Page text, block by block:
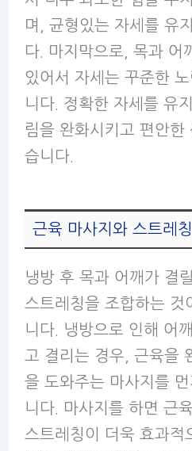
며, 균형있는 자세를 유
다. 마지막으로, 목과 어
있어서 자세는 꾸준한
니다. 정확한 자세를 유
림을 완화시키고 편안한
습니다.
근육 마사지와 스트레
냉방 후 목과 어깨가 결
스트레칭을 조합하는 것
니다. 냉방으로 인해 어
고 결리는 경우, 근육을
을 도와주는 마사지를
니다. 마사지를 하면 근
스트레칭이 더욱 효과적